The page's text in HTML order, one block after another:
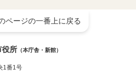
ページの一番上に戻る
役所 （本庁舎・新館）
1番1号